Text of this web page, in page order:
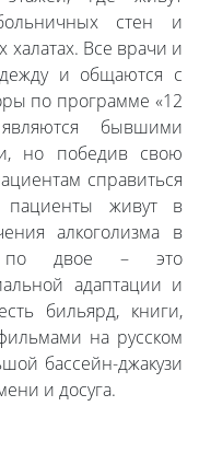
стен и
Все врачи и
и общаются с
по программе «12
бывшими
но победив свою
справиться
пациенты живут в
алкоголизма в
по двое – это
адаптации и
бильярд, книги,
на русском
бассейн-джакузи
и досуга.